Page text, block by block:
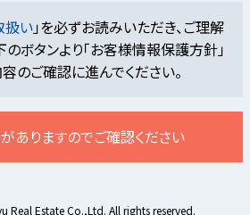
扱い」を必ずお読みいただき、ご理解
のボタンより「お客様情報保護方針」
のご確認に進んでください。
ありますのでご確認ください
Estate Co.,Ltd. All rights reserved.